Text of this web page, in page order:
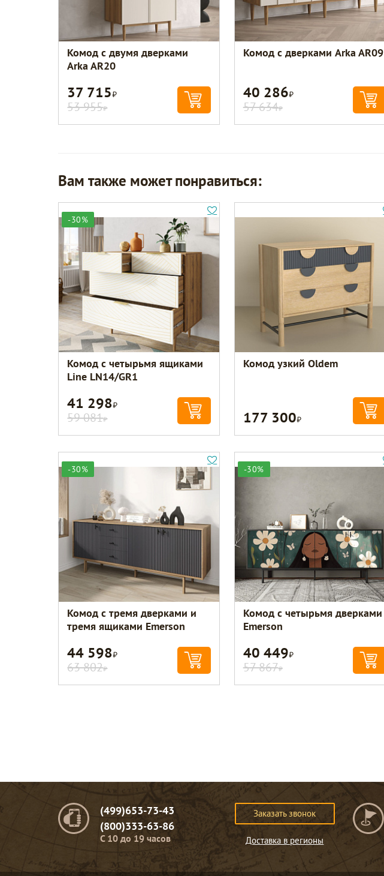
Комод с двумя дверками
Arka AR20
37 715Р
53 955Р
Комод с дверками Arka AR09
40 286Р
57 634Р
Вам также может понравиться:
-30%
Комод с четырьмя ящиками
Line LN14/GR1
41 298Р
59 081Р
Комод узкий Oldem
177 300Р
-30%
Комод с тремя дверками и
тремя ящиками Emerson
44 598Р
63 802Р
-30%
Комод с четырьмя дверками
Emerson
40 449Р
57 867Р
(499)653-73-43
(800)333-63-86
C 10 до 19 часов
Заказать звонок
Доставка в регионы